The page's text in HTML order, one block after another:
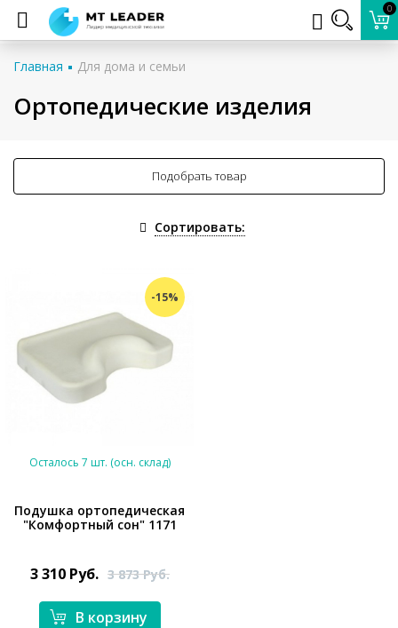
0
Главная Для дома и семьи
Ортопедические изделия
Подобрать товар
Сортировать:
-15%
Осталось 7 шт. (осн. склад)
Подушка ортопедическая
"Комфортный сон" 1171
3 310 Руб. 3 873Руб.
В корзину